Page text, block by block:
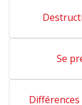
Se